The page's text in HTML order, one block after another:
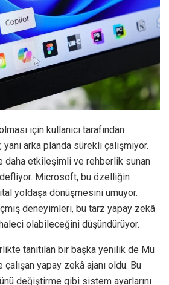
için kullanıcı tarafından
arka planda sürekli çalışmıyor.
daha etkileşimli ve rehberlik sunan
Microsoft, bu özelliğin
yoldaşa dönüşmesini umuyor.
deneyimleri, bu tarz yapay zekâ
olabileceğini düşündürüyor.
tanıtılan bir başka yenilik de Mu
yapay zekâ ajanı oldu. Bu
değiştirme gibi sistem ayarlarını